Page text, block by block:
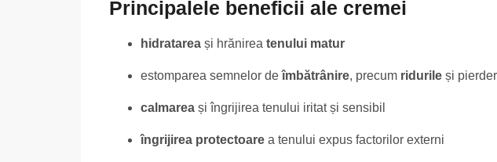
Principalele beneficii ale cremei
hidratarea și hrănirea tenului matur
estomparea semnelor deîmbătrânire, precum ridurile și
calmarea și îngrijirea tenului iritat și sensibil
îngrijirea protectoare a tenului expus factorilor externi